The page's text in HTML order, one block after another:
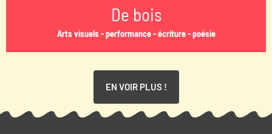
De bois
Arts visuels - performance - écriture - poésie
EN VOIR PLUS !